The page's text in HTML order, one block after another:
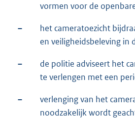
vormen voor de
–
het cameratoezicht
en veiligheidsbeleving in
–
de politie adviseert het
te verlengen met een
–
verlenging van het
noodzakelijk wordt